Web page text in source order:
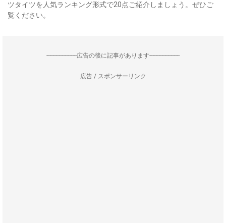
ツタイツを人気ランキング形式で20点ご紹介しましょう。ぜひご
覧ください。
--------------------広告の後に記事があります--------------------
広告 / スポンサーリンク